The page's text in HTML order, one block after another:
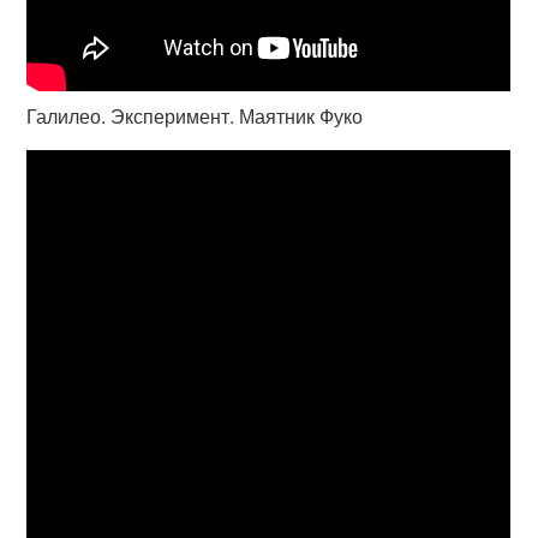
Галилео. Эксперимент. Маятник Фуко